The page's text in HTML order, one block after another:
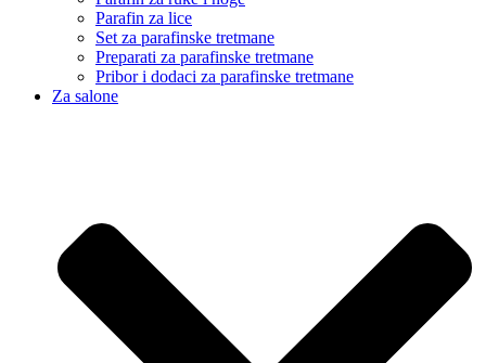
Parafin za lice
Set za parafinske tretmane
Preparati za parafinske tretmane
Pribor i dodaci za parafinske tretmane
Za salone